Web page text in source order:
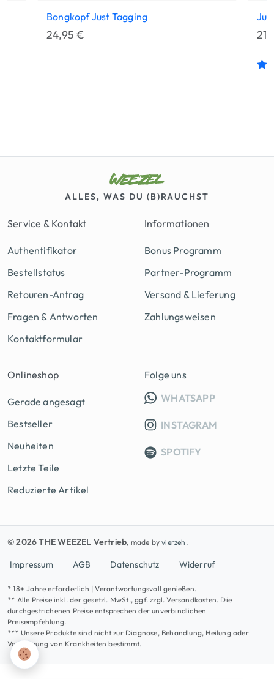
Bongkopf Just Tagging
24,95€
ALLES, WAS DU (B)RAUCHST
Service & Kontakt
Authentifikator
Bestellstatus
Retouren-Antrag
Fragen & Antworten
Kontaktformular
Informationen
Bonus Programm
Partner-Programm
Versand & Lieferung
Zahlungsweisen
Onlineshop
Gerade angesagt
Bestseller
Neuheiten
Letzte Teile
Reduzierte Artikel
Folge uns
WHATSAPPINFO
INSTAGRAM
SPOTIFY
© 2026 THE WEEZEL Vertrieb, made byvierzeh.
Impressum AGB Datenschutz Widerruf
* 18+ Jahre erforderlich | Verantwortungsvoll genießen.
** Alle Preise inkl. der gesetzl. MwSt., ggf. zzgl. Versandkosten. Die
durchgestrichenen Preise entsprechen der unverbindlichen
Preisempfehlung.
*** Unsere Produkte sind nicht zur Diagnose, Behandlung, Heilung oder
Vorbeugung von Krankheiten bestimmt.